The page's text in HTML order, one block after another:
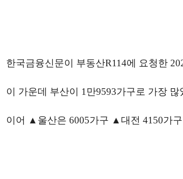
한국금융신문이 부동산R114에 요청한
이 가운데 부산이 1만9593가구로 가장
이어 ▲울산은 6005가구 ▲대전 4150가